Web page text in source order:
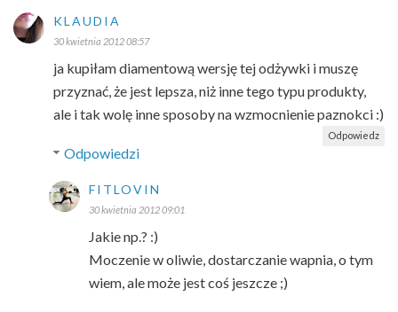
KLAUDIA
30 kwietnia 2012 08:57
ja kupiłam diamentową wersję tej odżywki i muszę
przyznać, że jest lepsza, niż inne tego typu produkty,
ale i tak wolę inne sposoby na wzmocnienie paznokci :)
Odpowiedz
Odpowiedzi
FITLOVIN
30 kwietnia 2012 09:01
Jakie np.? :)
Moczenie w oliwie, dostarczanie wapnia, o tym
wiem, ale może jest coś jeszcze ;)